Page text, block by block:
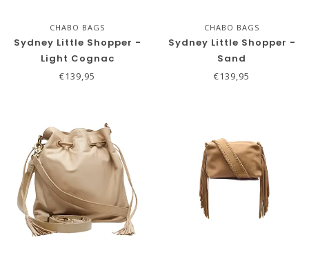
CHABO BAGS
Sydney Little Shopper -
Light Cognac
€139,95
CHABO BAGS
Sydney Little Shopper -
Sand
€139,95